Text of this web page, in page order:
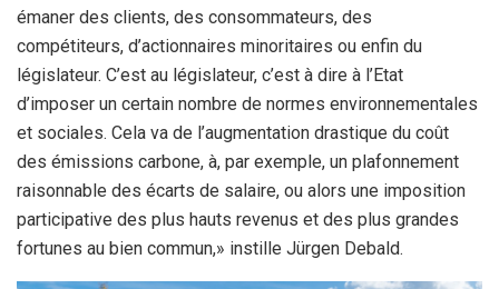
émaner des clients, des consommateurs, des
compétiteurs, d’actionnaires minoritaires ou enfin du
législateur. C’est au législateur, c’est à dire à l’Etat
d’imposer un certain nombre de normes environnementales
et sociales. Cela va de l’augmentation drastique du coût
des émissions carbone, à, par exemple, un plafonnement
raisonnable des écarts de salaire, ou alors une imposition
participative des plus hauts revenus et des plus grandes
fortunes au bien commun,» instille Jürgen Debald.